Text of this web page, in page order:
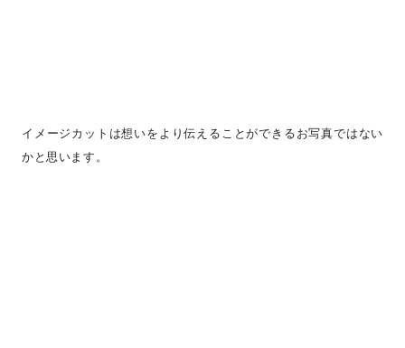
イメージカットは想いをより伝えることができるお写真ではない
かと思います。